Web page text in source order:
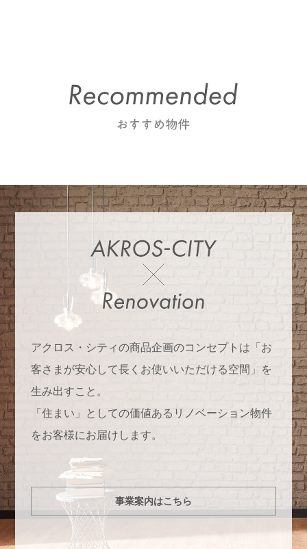
アクロス・シティの商品企画のコンセプトは「お
客さまが安心して長くお使いいただける空間」を
生み出すこと。
「住まい」としての価値あるリノベーション物件
をお客様にお届けします。
事業案内はこちら